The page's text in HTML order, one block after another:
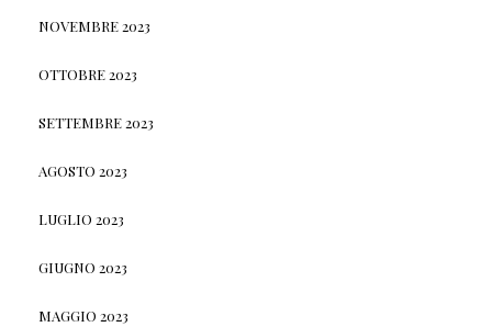
NOVEMBRE 2023
OTTOBRE 2023
SETTEMBRE 2023
AGOSTO 2023
LUGLIO 2023
GIUGNO 2023
MAGGIO 2023